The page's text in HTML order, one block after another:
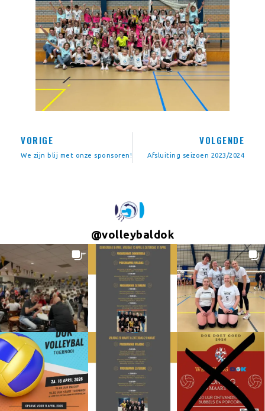
VORIGE
We zijn blij met onze sponsoren!
VOLGENDE
Afsluiting seizoen 2023/2024
@volleybaldok